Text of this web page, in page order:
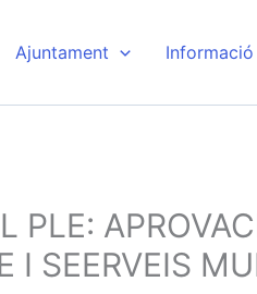
Ajuntament
I SEERVEIS